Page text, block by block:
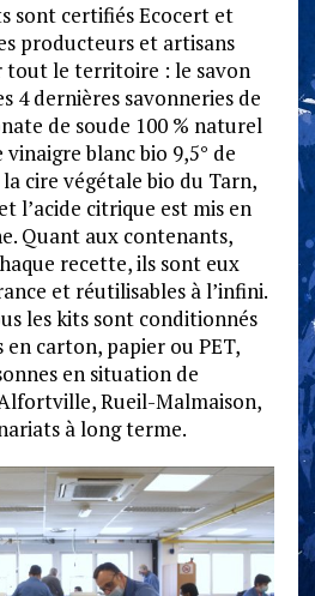
sont certifiés Ecocert et
producteurs et artisans
tout le territoire : le savon
4 dernières savonneries de
de soude 100 % naturel
blanc bio 9,5° de
cire végétale bio du Tarn,
l’acide citrique est mis en
Quant aux contenants,
recette, ils sont eux
et réutilisables à l’infini.
les kits sont conditionnés
en carton, papier ou PET,
en situation de
Rueil-Malmaison,
à long terme.